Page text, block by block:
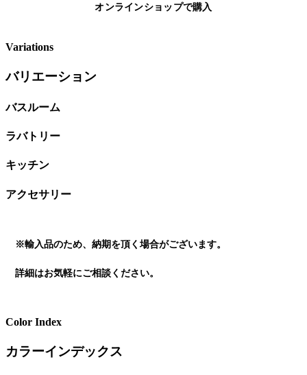
オンラインショップで購入
Variations
バリエーション
バスルーム
ラバトリー
キッチン
アクセサリー
※輸入品のため、納期を頂く場合がございます。
詳細はお気軽にご相談ください。
Color Index
カラーインデックス